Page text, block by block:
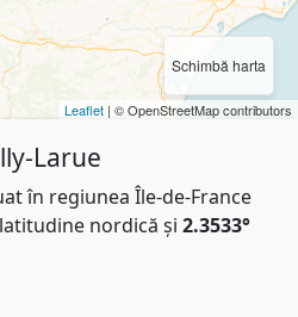
Schimbă harta
Leaflet | © OpenStreetMap contributors
Larue
în regiunea Île-de-France
latitudine nordică și 2.3533°